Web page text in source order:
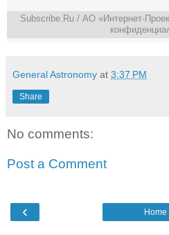
Subscribe.Ru / АО «Интернет-
General Astronomy at 3:37 PM
Share
No comments:
Post a Comment
‹ Home